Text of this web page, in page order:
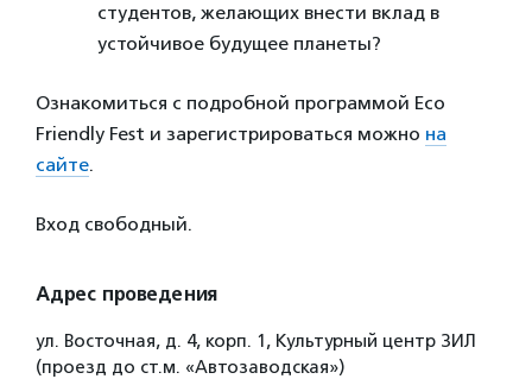
студентов, желающих внести вклад в
устойчивое будущее планеты?
Ознакомиться с подробной программой Eco
Friendly Fest и зарегистрироваться можно на
сайте.
Вход свободный.
Адрес проведения
ул. Восточная, д. 4, корп. 1, Культурный центр ЗИЛ
(проезд до ст.м. «Автозаводская»)